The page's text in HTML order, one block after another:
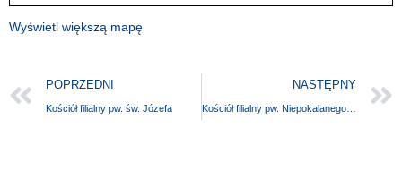
Wyświetl większą mapę
POPRZEDNI
Kościół filialny pw. św. Józefa
NASTĘPNY
Kościół filialny pw. Niepokalanego Serca NMP